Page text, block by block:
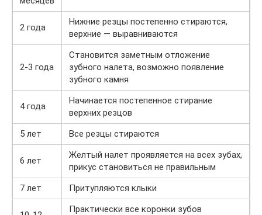
2 года
Нижние резцы постепенно стираются,
верхние — выравниваются
2-3 года
Становится заметным отложение
зубного налета, возможно появление
зубного камня
4 года
Начинается постепенное стирание
верхних резцов
5 лет
Все резцы стираются
6 лет
Желтый налет проявляется на всех зубах,
прикус становиться не правильным
7 лет
Притупляются клыки
Практически все коронки зубов